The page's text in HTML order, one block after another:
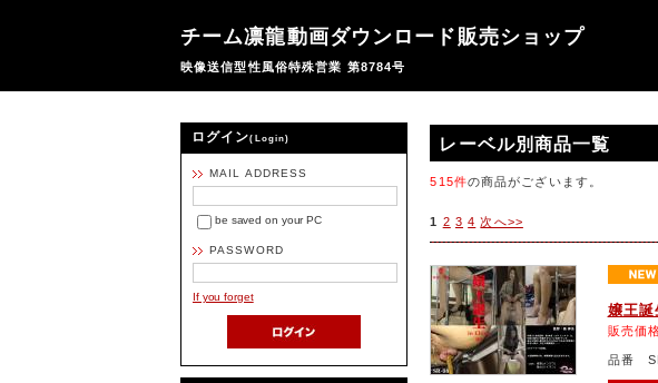
チーム凛龍動画ダウンロード販売ショップ
映像送信型性風俗特殊営業 第8784号
ログイン(Login)
MAIL ADDRESS
be saved on your PC
PASSWORD
If you forget
レーベル別商品一覧
515件の商品がございます。
1 2 3 4 次へ>>
嬢王
販売価
品番